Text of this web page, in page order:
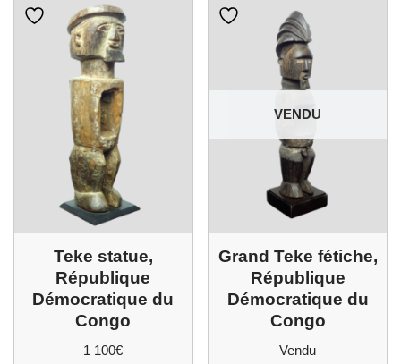
Teke statue,
République
Démocratique du
Congo
1 100€
VENDU
Grand Teke fétiche,
République
Démocratique du
Congo
Vendu